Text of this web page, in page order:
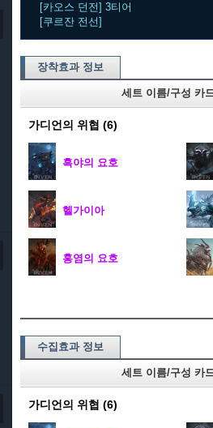
[카오스 던전] 3티어
[쿠르잔 전선]
장착효과 정보
세트 이름/구성 카
가디언의 위협 (6)
흑야의 요호
헬가이아
홍염의 요호
수집효과 정보
세트 이름/구성 카
가디언의 위협 (6)